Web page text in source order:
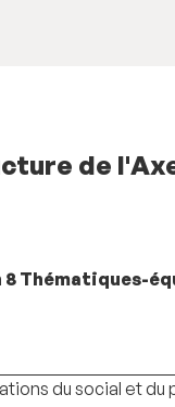
de
8 Thématiques-
du social et du